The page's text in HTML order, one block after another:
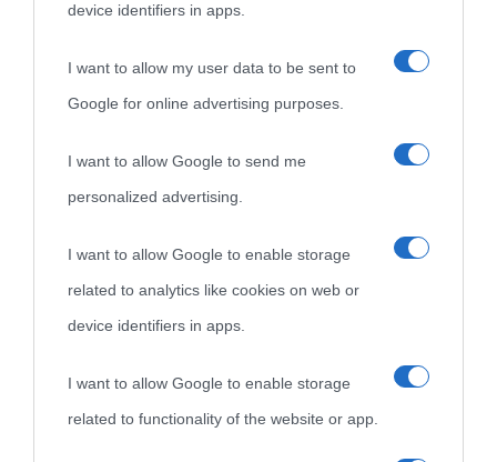
device identifiers in apps.
I want to allow my user data to be sent to
Google for online advertising purposes.
I want to allow Google to send me
personalized advertising.
I want to allow Google to enable storage
related to analytics like cookies on web or
device identifiers in apps.
I want to allow Google to enable storage
related to functionality of the website or app.
nell'avversa.» (Aristotele -Frasi sulla cultura)
Biografie di
Ricorrenze Mappa del sito